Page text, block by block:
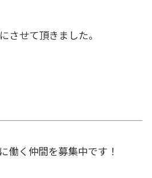
させて頂きました。
働く仲間を募集中です！